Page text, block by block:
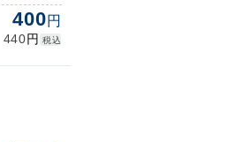
400円
440円 税込